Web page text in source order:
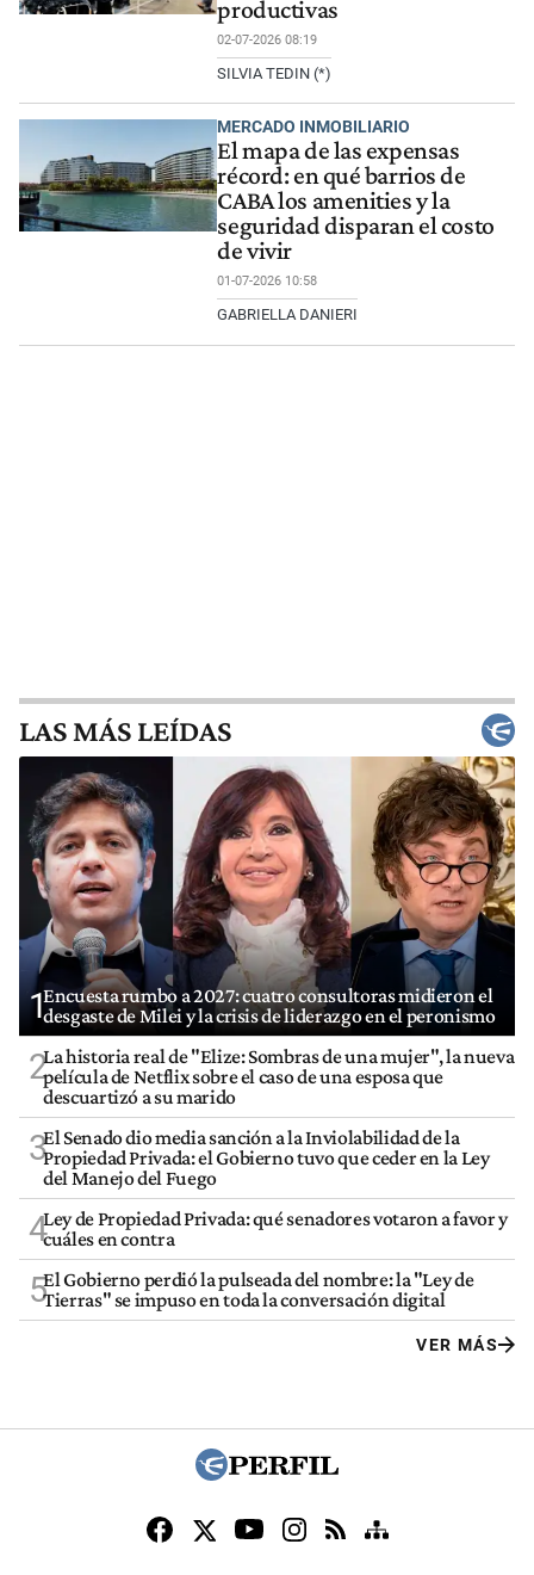
productivas
02-07-2026 08:19
SILVIA TEDIN (*)
MERCADO INMOBILIARIO
El mapa de las expensas
récord: en qué barrios de
CABA los amenities y la
seguridad disparan el costo
de vivir
01-07-2026 10:58
GABRIELLA DANIERI
LAS MÁS LEÍDAS
1Encuesta rumbo a 2027: cuatro consultoras midieron el
desgaste de Milei y la crisis de liderazgo en el peronismo
2La historia real de "Elize: Sombras de una mujer", la nueva
película de Netflix sobre el caso de una esposa que
descuartizó a su marido
3El Senado dio media sanción a la Inviolabilidad de la
Propiedad Privada: el Gobierno tuvo que ceder en la Ley
del Manejo del Fuego
4Ley de Propiedad Privada: qué senadores votaron a favor y
cuáles en contra
5El Gobierno perdió la pulseada del nombre: la "Ley de
Tierras" se impuso en toda la conversación digital
VER MÁS